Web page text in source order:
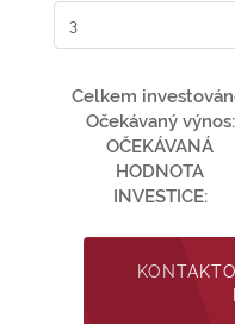
Celkem
Očekávaný výnos:
OČEKÁVANÁ
HODNOTA
INVESTICE: